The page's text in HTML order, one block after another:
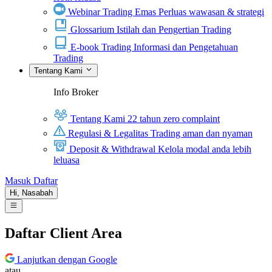
Webinar Trading Emas Perluas wawasan & strategi
Glossarium Istilah dan Pengertian Trading
E-book Trading Informasi dan Pengetahuan
Trading
Tentang Kami
Info Broker
Tentang Kami 22 tahun zero complaint
Regulasi & Legalitas Trading aman dan nyaman
Deposit & Withdrawal Kelola modal anda lebih
leluasa
Masuk Daftar
Hi, Nasabah
Daftar Client Area
Lanjutkan dengan Google